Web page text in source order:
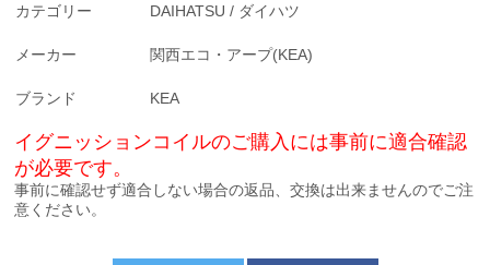
カテゴリー DAIHATSU / ダイハツ
メーカー 関西エコ・アープ(KEA)
ブランド KEA
イグニッションコイルのご購入には事前に適合確認
が必要です。
事前に確認せず適合しない場合の返品、交換は出来ませんのでご注
意ください。